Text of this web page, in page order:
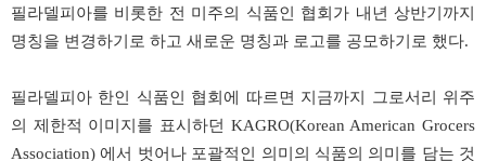
필라델피아를 비롯한 전 미주의 식품인 협회가 내년 상반기까지
명칭을 변경하기로 하고 새로운 명칭과 로고를 공모하기로 했다.
필라델피아 한인 식품인 협회에 따르면 지금까지 그로서리 위주
의 제한적 이미지를 표시하던 KAGRO(Korean American Grocers
Association) 에서 벗어나 포괄적인 의미의 식품의 의미를 담는 것